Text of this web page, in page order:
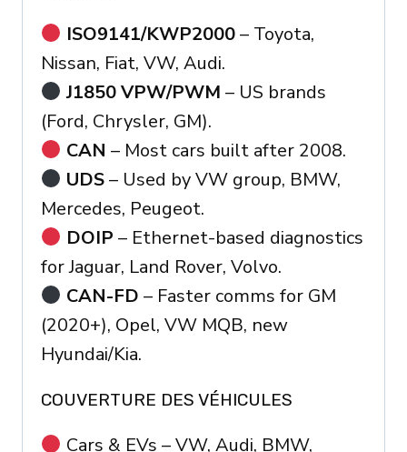
ISO9141/KWP2000– Toyota,
Nissan, Fiat, VW, Audi.
J1850 VPW/PWM – US brands
(Ford, Chrysler, GM).
CAN – Most cars built after 2008.
UDS– Used by VW group, BMW,
Mercedes, Peugeot.
DOIP – Ethernet-based diagnostics
for Jaguar, Land Rover, Volvo.
CAN-FD – Faster comms for GM
(2020+), Opel, VW MQB, new
Hyundai/Kia.
COUVERTURE DES VÉHICULES
Cars & EVs – VW, Audi, BMW,